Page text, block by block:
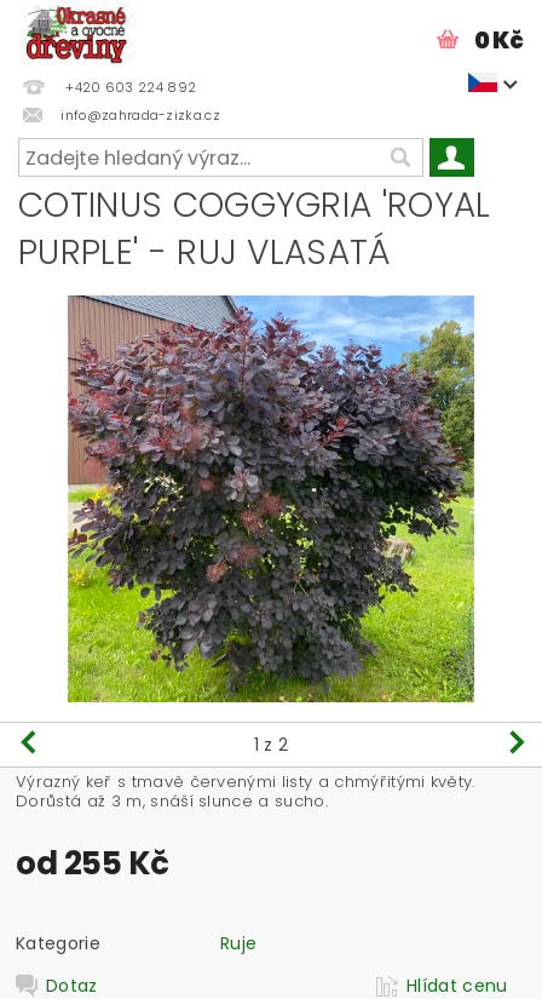
+420 603 224 892
info@zahrada-zizka.cz
0 Kč
COTINUS COGGYGRIA 'ROYAL
PURPLE' - RUJ VLASATÁ
1 z 2
Výrazný keř s tmavě červenými listy a chmýřitými květy.
Dorůstá až 3 m, snáší slunce a sucho.
od 255 Kč
Kategorie
Ruje
Dotaz
Hlídat cenu